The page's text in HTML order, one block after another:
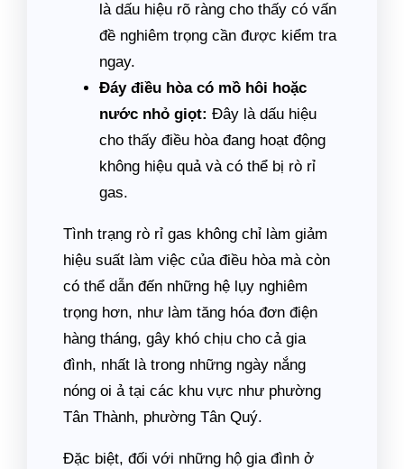
là dấu hiệu rõ ràng cho thấy có vấn
đề nghiêm trọng cần được kiểm tra
ngay.
Đáy điều hòa có mồ hôi hoặc
nước nhỏ giọt: Đây là dấu hiệu
cho thấy điều hòa đang hoạt động
không hiệu quả và có thể bị rò rỉ
gas.
Tình trạng rò rỉ gas không chỉ làm giảm
hiệu suất làm việc của điều hòa mà còn
có thể dẫn đến những hệ lụy nghiêm
trọng hơn, như làm tăng hóa đơn điện
hàng tháng, gây khó chịu cho cả gia
đình, nhất là trong những ngày nắng
nóng oi ả tại các khu vực như phường
Tân Thành, phường Tân Quý.
Đặc biệt, đối với những hộ gia đình ở